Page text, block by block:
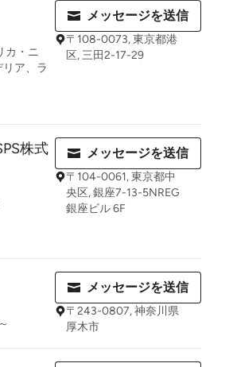
カ・ニ
ア、ラ
メッセージを送信
〒108-0073, 東京都港
区, 三田2-17-29
株式
メッセージを送信
〒104-0061, 東京都中
央区, 銀座7-13-5NREG
銀座ビル 6F
メッセージを送信
〒243-0807, 神奈川県
厚木市